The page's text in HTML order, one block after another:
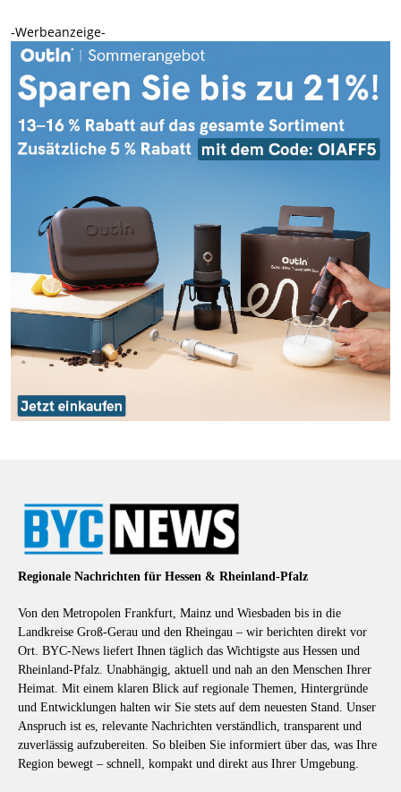
-Werbeanzeige-
Regionale Nachrichten für Hessen & Rheinland-Pfalz
Von den Metropolen Frankfurt, Mainz und Wiesbaden bis in die
Landkreise Groß-Gerau und den Rheingau – wir berichten direkt vor
Ort. BYC-News liefert Ihnen täglich das Wichtigste aus Hessen und
Rheinland-Pfalz. Unabhängig, aktuell und nah an den Menschen Ihrer
Heimat. Mit einem klaren Blick auf regionale Themen, Hintergründe
und Entwicklungen halten wir Sie stets auf dem neuesten Stand. Unser
Anspruch ist es, relevante Nachrichten verständlich, transparent und
zuverlässig aufzubereiten. So bleiben Sie informiert über das, was Ihre
Region bewegt – schnell, kompakt und direkt aus Ihrer Umgebung.